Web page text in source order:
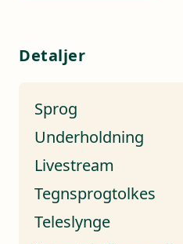
Detaljer
Sprog
Underholdning
Livestream
Tegnsprogtolkes
Teleslynge